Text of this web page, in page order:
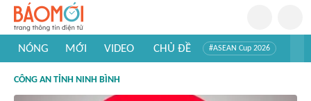
NÓNG MỚI VIDEO CHỦ ĐỀ #ASEAN Cup 2026
#Khám phá thế giới
CÔNG AN TỈNH NINH BÌNH